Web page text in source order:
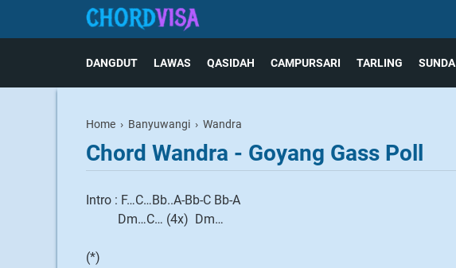
DANGDUT LAWAS QASIDAH CAMPURSARI TARLING SUNDA
Home › Banyuwangi › Wandra
Chord Wandra - Goyang Gass Poll
Intro : F…C…Bb..A-Bb-C Bb-A
Dm…C… (4x) Dm…
(*)